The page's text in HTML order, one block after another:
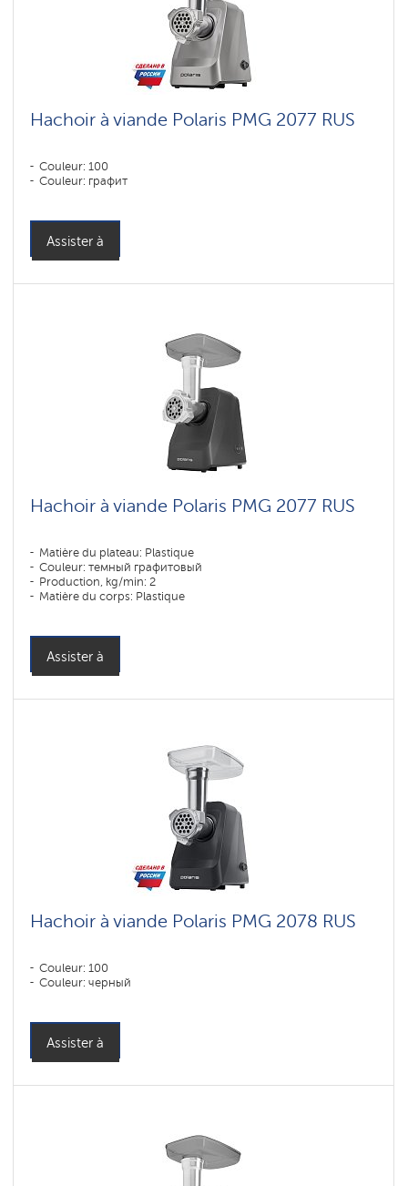
Hachoir à viande Polaris PMG 2077 RUS
Couleur: 100
Couleur: графит
Assister à
Hachoir à viande Polaris PMG 2077 RUS
Matière du plateau: Plastique
Couleur: темный графитовый
Production, kg/min: 2
Matière du corps: Plastique
Assister à
Hachoir à viande Polaris PMG 2078 RUS
Couleur: 100
Couleur: черный
Assister à